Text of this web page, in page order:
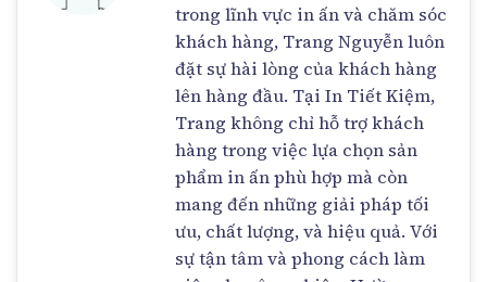
trong lĩnh vực in ấn và chăm sóc
khách hàng, Trang Nguyễn luôn
đặt sự hài lòng của khách hàng
lên hàng đầu. Tại In Tiết Kiệm,
Trang không chỉ hỗ trợ khách
hàng trong việc lựa chọn sản
phẩm in ấn phù hợp mà còn
mang đến những giải pháp tối
ưu, chất lượng, và hiệu quả. Với
sự tận tâm và phong cách làm